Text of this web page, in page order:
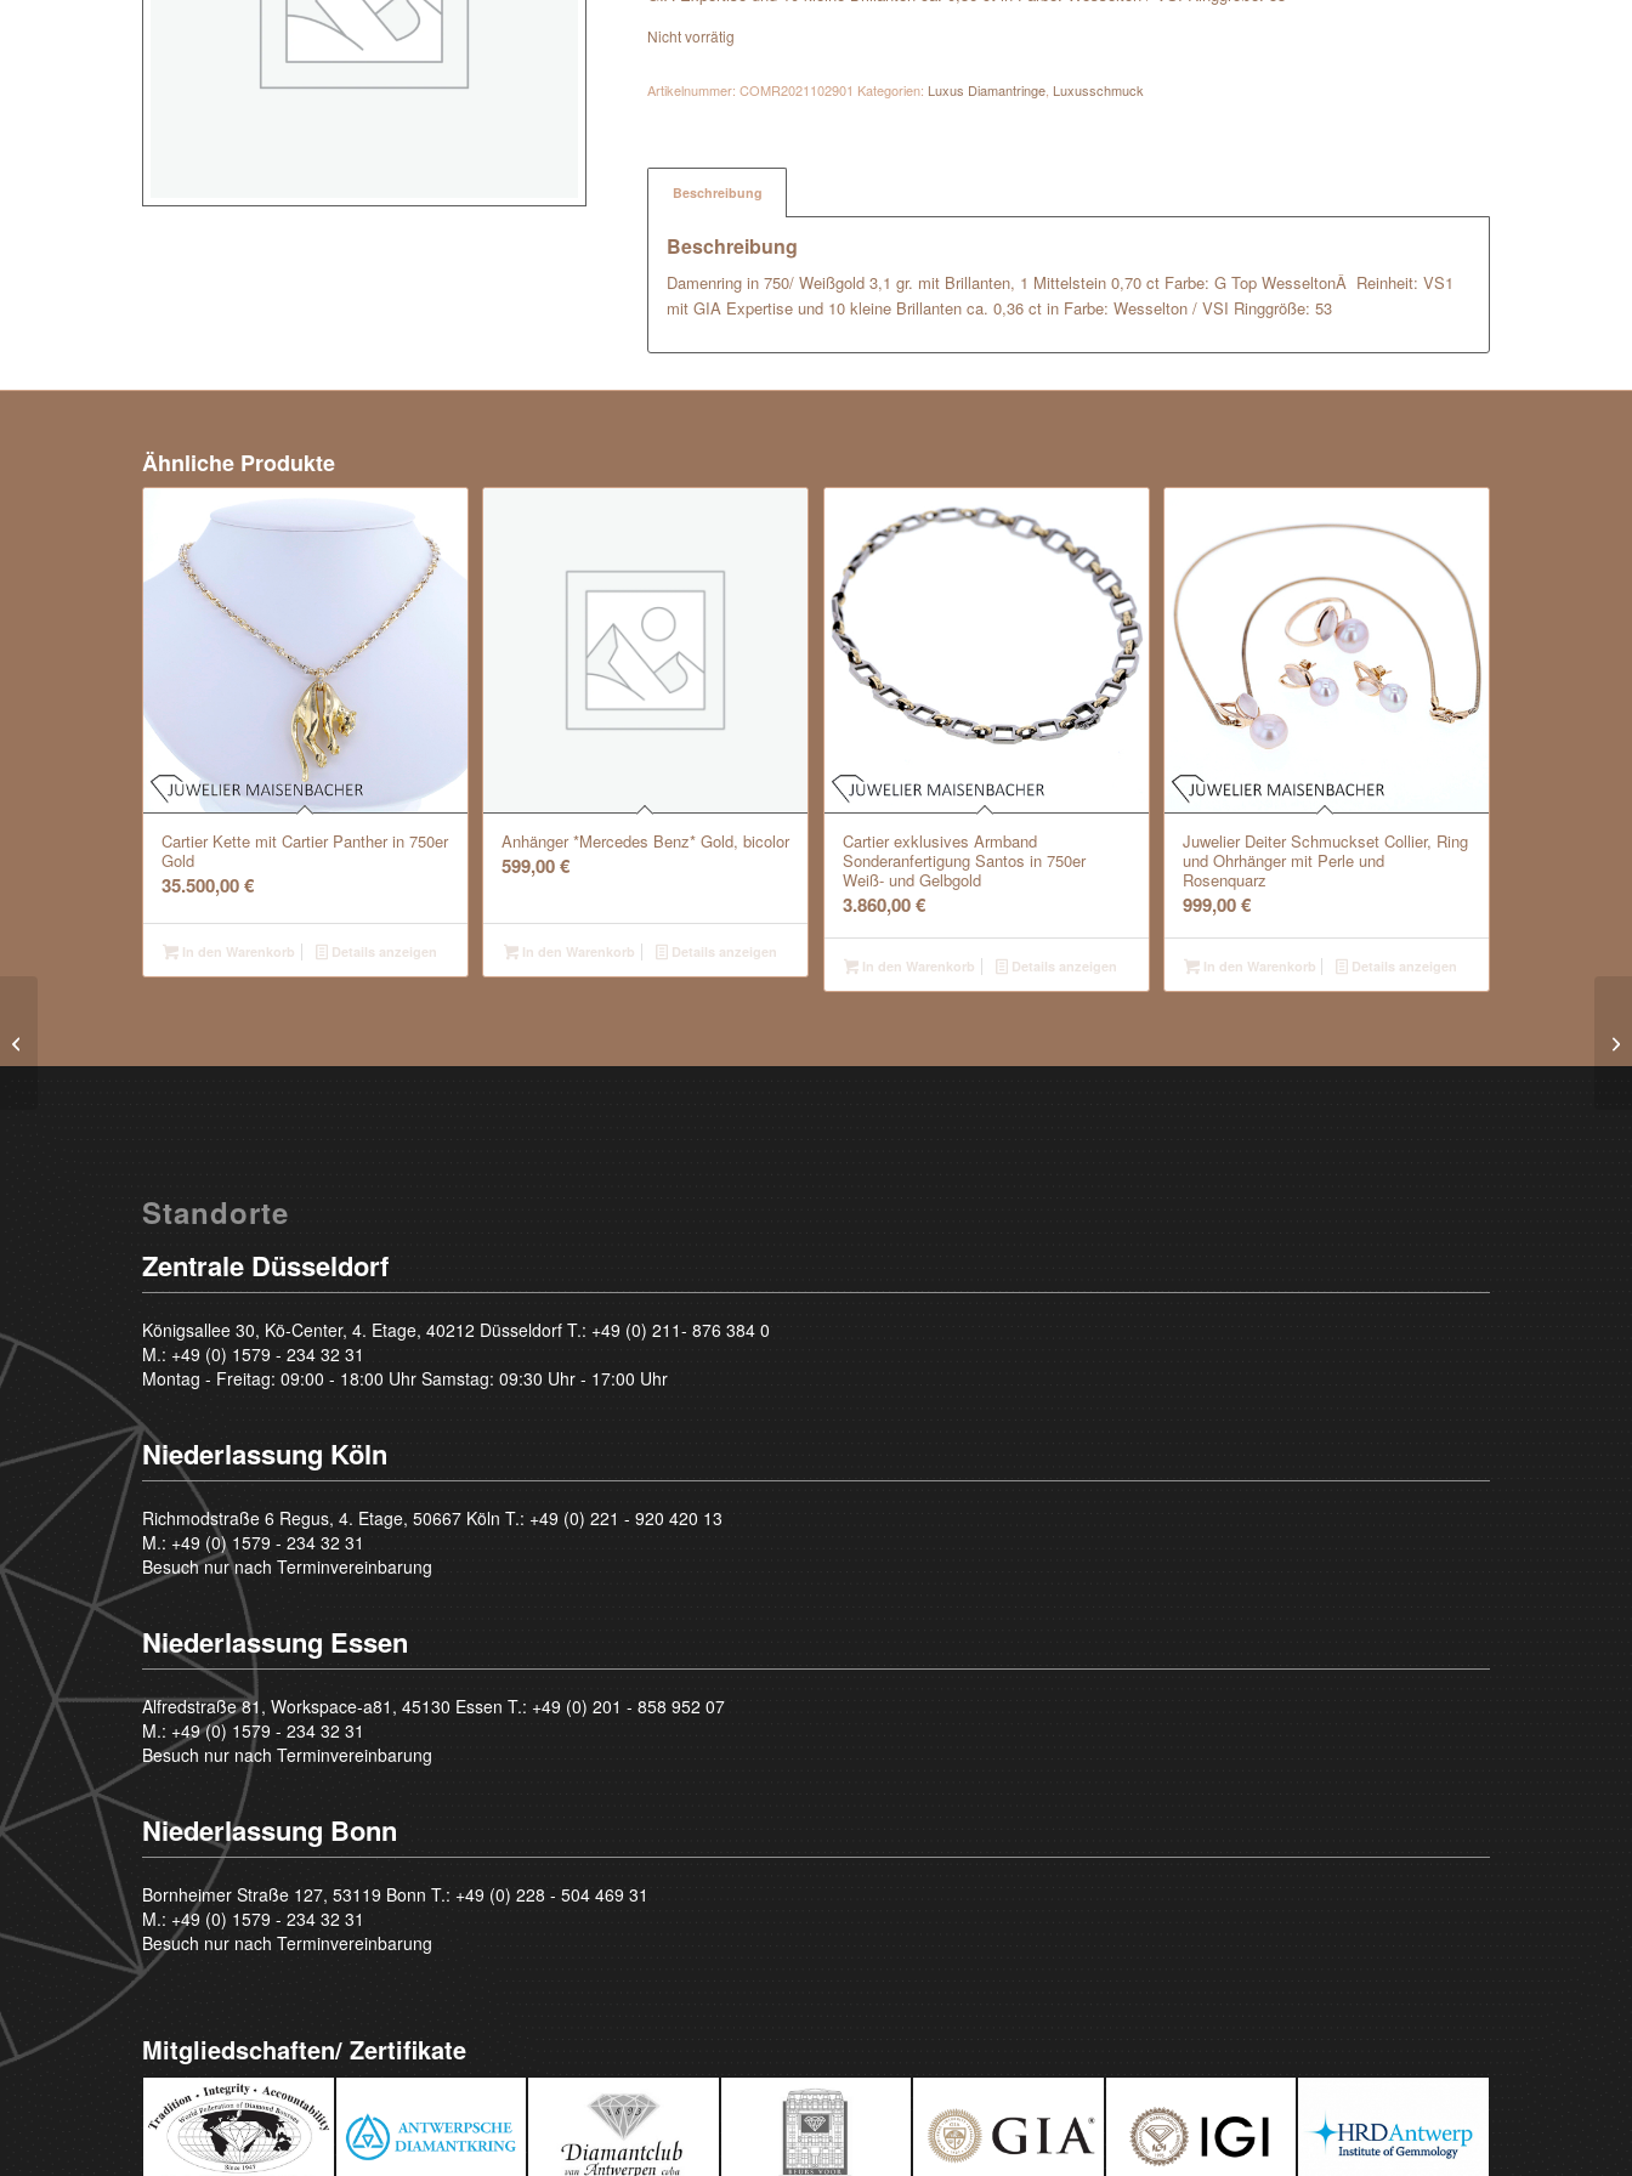
Nicht vorrätig
Artikelnummer:COMR2021102901 Kategorien: Luxus Diamantringe Luxusschmuck
Beschreibung
Beschreibung
Damenring in 750/ Weißgold 3,1 gr. mit Brillanten, 1 Mittelstein 0,70 ct Farbe: G Top WesseltonÂ Reinheit: VS1
mit GIA Expertise und 10 kleine Brillanten ca. 0,36 ct in Farbe: Wesselton / VSI Ringgröße: 53
Ähnliche Produkte
Cartier Kette mit Cartier Panther in 750er
Gold
35.500,00€
In den Warenkorb Details anzeigen
Anhänger *Mercedes Benz* Gold, bicolor
599,00€
In den Warenkorb Details anzeigen
Cartier exklusives Armband
Sonderanfertigung Santos in 750er
Weiß- und Gelbgold
3.860,00€
In den Warenkorb Details anzeigen
Juwelier Deiter Schmuckset Collier, Ring
und Ohrhänger mit Perle und
Rosenquarz
999,00€
In den Warenkorb Details anzeigen
Standorte
Zentrale Düsseldorf
Königsallee 30, Kö-Center, 4. Etage, 40212 Düsseldorf T.: +49 (0) 211- 876 384 0
M.: +49 (0) 1579 - 234 32 31
Montag - Freitag: 09:00 - 18:00 Uhr Samstag: 09:30 Uhr - 17:00 Uhr
Niederlassung Köln
Richmodstraße 6 Regus, 4. Etage, 50667 Köln T.: +49 (0) 221 - 920 420 13
M.: +49 (0) 1579 - 234 32 31
Besuch nur nach Terminvereinbarung
Niederlassung Essen
Alfredstraße 81, Workspace-a81, 45130 Essen T.: +49 (0) 201 - 858 952 07
M.: +49 (0) 1579 - 234 32 31
Besuch nur nach Terminvereinbarung
Niederlassung Bonn
Bornheimer Straße 127, 53119 Bonn T.: +49 (0) 228 - 504 469 31
M.: +49 (0) 1579 - 234 32 31
Besuch nur nach Terminvereinbarung
Mitgliedschaften/ Zertifikate
weißer Keramik